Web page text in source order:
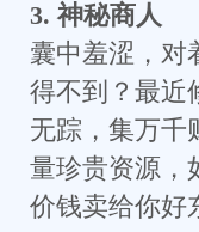
3. 神秘商人
囊中羞涩，对
得不到？最近
无踪，集万千
量珍贵资源，
价钱卖给你好